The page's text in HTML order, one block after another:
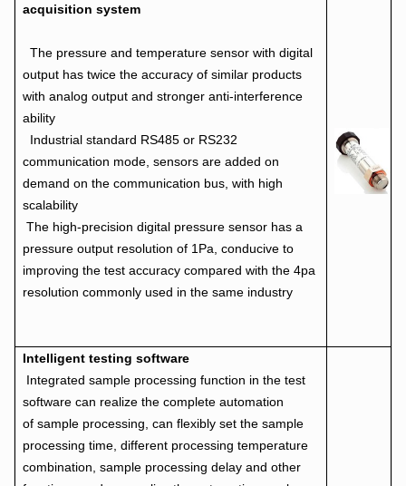
acquisition system
The pressure and temperature sensor with digital
output has twice the accuracy of similar products
with analog output and stronger anti-interference
ability
Industrial standard RS485 or RS232
communication mode, sensors are added on
demand on the communication bus, with high
scalability
The high-precision digital pressure sensor has a
pressure output resolution of 1Pa, conducive to
improving the test accuracy compared with the 4pa
resolution commonly used in the same industry
Intelligent testing software
Integrated sample processing function in the test
software can realize the complete automation
of sample processing, can flexibly set the sample
processing time, different processing temperature
combination, sample processing delay and other